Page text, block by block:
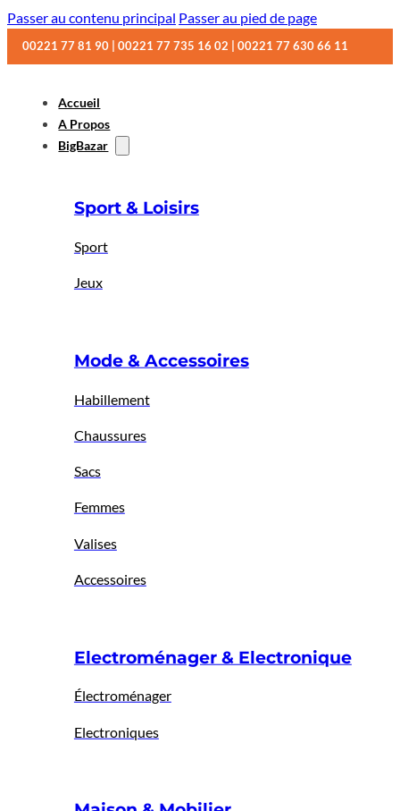
Passer au contenu principal Passer au pied de page
00221 77 81 90 | 00221 77 735 16 02 | 00221 77 630 66 11
Accueil
A Propos
BigBazar
Sport & Loisirs
Sport
Jeux
Mode & Accessoires
Habillement
Chaussures
Sacs
Femmes
Valises
Accessoires
Electroménager & Electronique
Électroménager
Electroniques